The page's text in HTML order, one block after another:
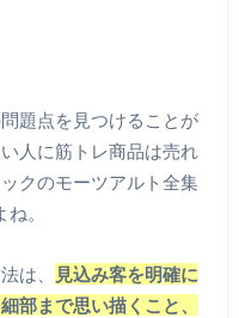
題点を見つけることが
人に筋トレ商品は売れ
クのモーツアルト全集
。
は、
見込み客を明確に
部まで思い描くこと、